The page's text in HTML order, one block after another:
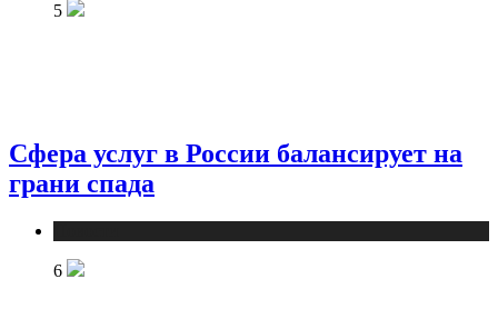
5
Сфера услуг в России балансирует на
грани спада
6